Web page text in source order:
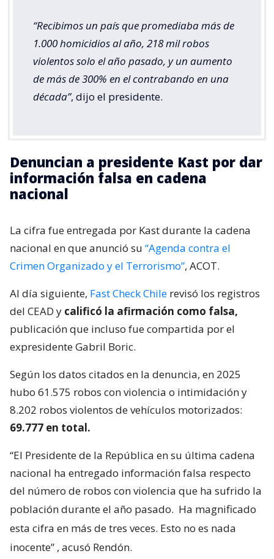
“Recibimos un país que promediaba más de
1.000 homicidios al año, 218 mil robos
violentos solo el año pasado, y un aumento
de más de 300% en el contrabando en una
década”, dijo el presidente.
Denuncian a presidente Kast por dar
información falsa en cadena
nacional
La cifra fue entregada por Kast durante la cadena
nacional en que anunció su “Agenda contra el
Crimen Organizado y el Terrorismo”, ACOT.
Al día siguiente, Fast Check Chile revisó los registros
del CEAD y calificó la afirmación como falsa,
publicación que incluso fue compartida por el
expresidente Gabril Boric.
Según los datos citados en la denuncia, en 2025
hubo 61.575 robos con violencia o intimidación y
8.202 robos violentos de vehículos motorizados:
69.777 en total.
“El Presidente de la República en su última cadena
nacional ha entregado información falsa respecto
del número de robos con violencia que ha sufrido la
población durante el año pasado. Ha magnificado
esta cifra en más de tres veces. Esto no es nada
inocente” , acusó Rendón.